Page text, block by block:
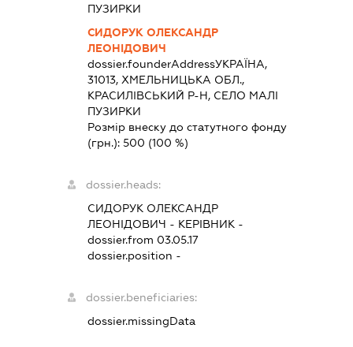
ПУЗИРКИ
СИДОРУК ОЛЕКСАНДР
ЛЕОНІДОВИЧ
dossier.founderAddressУКРАЇНА,
31013, ХМЕЛЬНИЦЬКА ОБЛ.,
КРАСИЛІВСЬКИЙ Р-Н, СЕЛО МАЛІ
ПУЗИРКИ
Розмір внеску до статутного фонду
(грн.):500 (100 %)
dossier.heads:
СИДОРУК ОЛЕКСАНДР
ЛЕОНІДОВИЧ - КЕРІВНИК -
dossier.from 03.05.17
dossier.position -
dossier.beneficiaries:
dossier.missingData